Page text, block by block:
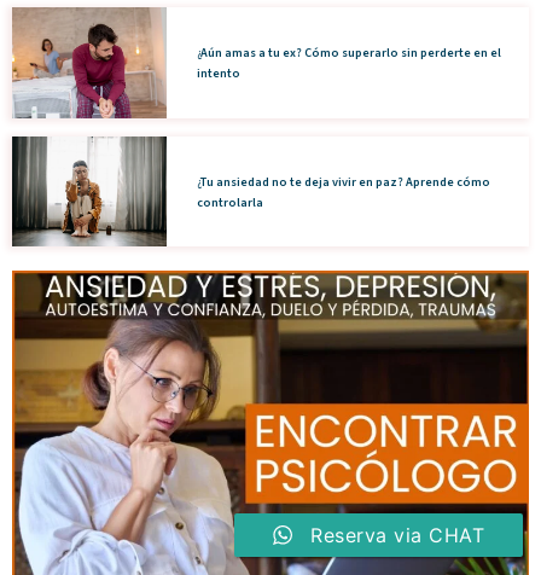
¿Aún amas a tu ex? Cómo superarlo sin perderte en el
intento
¿Tu ansiedad no te deja vivir en paz? Aprende cómo
controlarla
Reserva via CHAT